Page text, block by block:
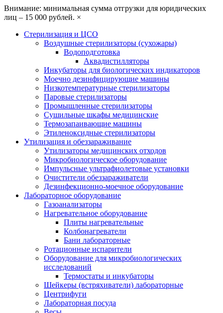
Внимание: минимальная сумма отгрузки для юридических
лиц – 15 000 рублей. ×
Стерилизация и ЦСО
Воздушные стерилизаторы (сухожары)
Водоподготовка
Аквадистилляторы
Инкубаторы для биологических индикаторов
Моечно дезинфицирующие машины
Низкотемпературные стерилизаторы
Паровые стерилизаторы
Промышленные стерилизаторы
Сушильные шкафы медицинские
Термозапаивающие машины
Этиленоксидные стерилизаторы
Утилизация и обеззараживание
Утилизаторы медицинских отходов
Микробиологическое оборудование
Импульсные ультрафиолетовые установки
Очистители обеззараживатели
Дезинфекционно-моечное оборудование
Лабораторное оборудование
Газоанализаторы
Нагревательное оборудование
Плиты нагревательные
Колбонагреватели
Бани лабораторные
Ротационные испарители
Оборудование для микробиологических
исследований
Термостаты и инкубаторы
Шейкеры (встряхиватели) лабораторные
Центрифуги
Лабораторная посуда